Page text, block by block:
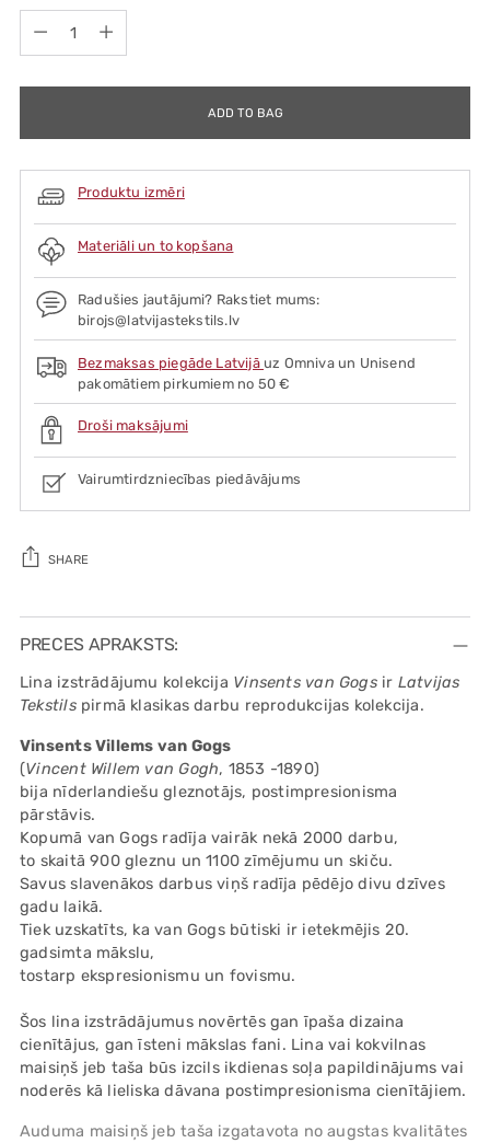
ADD TO BAG
Produktu izmēri
Materiāli un to kopšana
Radušies jautājumi? Rakstiet mums:
birojs@latvijastekstils.lv
Bezmaksas piegāde Latvijā uz Omniva un Unisend
pakomātiem pirkumiem no 50 €
Droši maksājumi
Vairumtirdzniecības piedāvājums
SHARE
Adding
product
your
cart
PRECES APRAKSTS:
Lina izstrādājumu kolekcija Vinsents van Gogs ir Latvijas
Tekstils pirmā klasikas darbu reprodukcijas kolekcija.
Vinsents Villems van Gogs
(Vincent Willem van Gogh, 1853 -1890)
bija nīderlandiešu gleznotājs, postimpresionisma
pārstāvis.
Kopumā van Gogs radīja vairāk nekā 2000 darbu,
to skaitā 900 gleznu un 1100 zīmējumu un skiču.
Savus slavenākos darbus viņš radīja pēdējo divu dzīves
gadu laikā.
Tiek uzskatīts, ka van Gogs būtiski ir ietekmējis 20.
gadsimta mākslu,
tostarp ekspresionismu un fovismu.
Šos lina izstrādājumus novērtēs gan īpaša dizaina
cienītājus, gan īsteni mākslas fani. Lina vai kokvilnas
maisiņš jeb taša būs izcils ikdienas soļa papildinājums vai
noderēs kā lieliska dāvana postimpresionisma cienītājiem.
Auduma maisiņš jeb taša izgatavota no augstas kvalitātes